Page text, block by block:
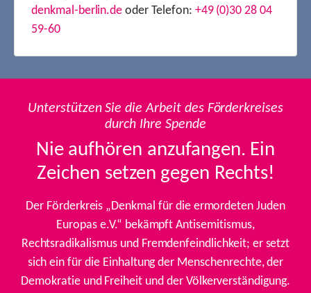
denkmal-berlin.de oder Telefon: +49 (0)30 28 04
59-60
Unterstützen Sie die Arbeit des Förderkreises
durch Ihre Spende
Nie aufhören anzufangen. Ein
Zeichen setzen gegen Rechts!
Der Förderkreis „Denkmal für die ermordeten Juden
Europas e.V.“ bekämpft Antisemitismus,
Rechtsradikalismus und Fremdenfeindlichkeit; er setzt
sich ein für die Einhaltung der Menschenrechte, der
Demokratie und Freiheit und der Völkerverständigung.